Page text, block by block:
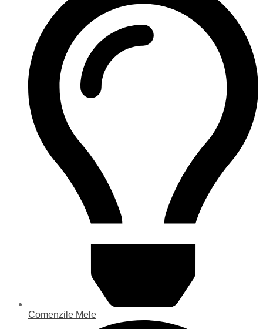
Comenzile Mele